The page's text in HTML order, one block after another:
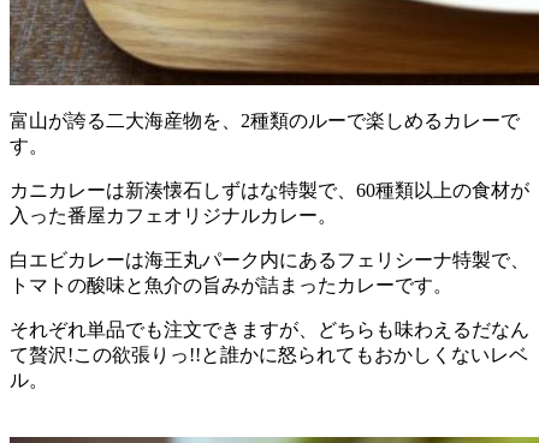
富山が誇る二大海産物を、2種類のルーで楽しめるカレーで
す。
カニカレーは新湊懐石しずはな特製で、60種類以上の食材が
入った番屋カフェオリジナルカレー。
白エビカレーは海王丸パーク内にあるフェリシーナ特製で、
トマトの酸味と魚介の旨みが詰まったカレーです。
それぞれ単品でも注文できますが、どちらも味わえるだなん
て贅沢!この欲張りっ!!と誰かに怒られてもおかしくないレベ
ル。